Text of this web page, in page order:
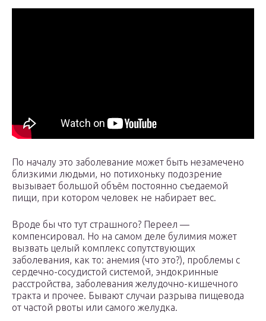
По началу это заболевание может быть незамечено
близкими людьми, но потихоньку подозрение
вызывает большой объём постоянно съедаемой
пищи, при котором человек не набирает вес.
Вроде бы что тут страшного? Переел —
компенсировал. Но на самом деле булимия может
вызвать целый комплекс сопутствующих
заболевания, как то: анемия (что это?), проблемы с
сердечно-сосудистой системой, эндокринные
расстройства, заболевания желудочно-кишечного
тракта и прочее. Бывают случаи разрыва пищевода
от частой рвоты или самого желудка.